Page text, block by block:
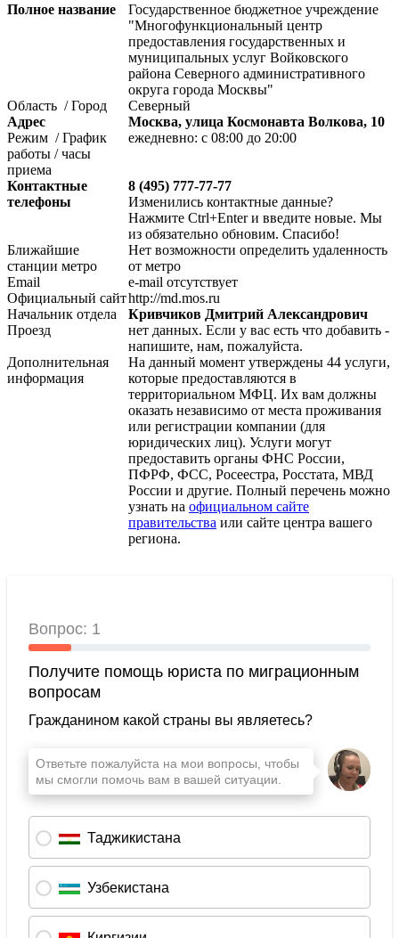
Полное название
Государственное бюджетное учреждение
"Многофункциональный центр
предоставления государственных и
муниципальных услуг Войковского
района Северного административного
округа города Москвы"
Область / Город
Северный
Адрес
Москва, улица Космонавта Волкова, 10
Режим / График
работы / часы
приема
ежедневно: с 08:00 до 20:00
Контактные
телефоны
8 (495) 777-77-77
Изменились контактные данные?
Нажмите Ctrl+Enter и введите новые. Мы
из обязательно обновим. Спасибо!
Ближайшие
станции метро
Нет возможности определить удаленность
от метро
Email
e-mail отсутствует
Официальный сайтhttp://md.mos.ru
Начальник отдела
Кривчиков Дмитрий Александрович
Проезд
нет данных. Если у вас есть что добавить -
напишите, нам, пожалуйста.
Дополнительная
информация
На данный момент утверждены 44 услуги,
которые предоставляются в
территориальном МФЦ. Их вам должны
оказать независимо от места проживания
или регистрации компании (для
юридических лиц). Услуги могут
предоставить органы ФНС России,
ПФРФ, ФСС, Росеестра, Росстата, МВД
России и другие. Полный перечень можно
узнать на официальном сайте
правительства или сайте центра вашего
региона.